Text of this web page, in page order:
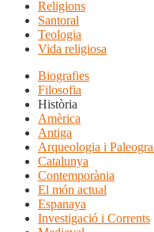
Religions
Santoral
Teologia
Vida religiosa
Biografies
Filosofia
Història
Amèrica
Antiga
Arqueologia i
Catalunya
Contemporània
El món actual
Espanaya
Investigació i Corrents